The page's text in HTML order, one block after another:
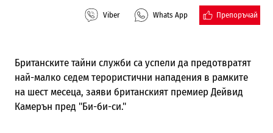
Viber Whats App Препоръчай
Британските тайни служби са успели да предотвратят
най-малко седем терористични нападения в рамките
на шест месеца, заяви британският премиер Дейвид
Камерън пред "Би-би-си."